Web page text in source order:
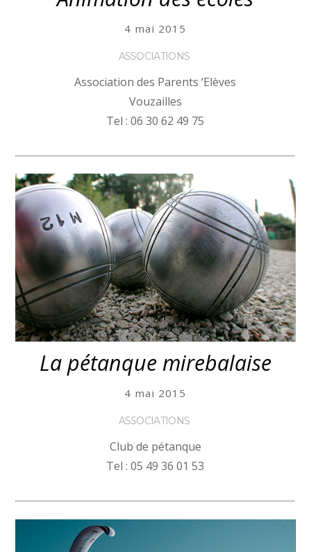
4 mai 2015
ASSOCIATIONS
Association des Parents ‘Elèves
Vouzailles
Tel : 06 30 62 49 75
La pétanque mirebalaise
4 mai 2015
ASSOCIATIONS
Club de pétanque
Tel : 05 49 36 01 53